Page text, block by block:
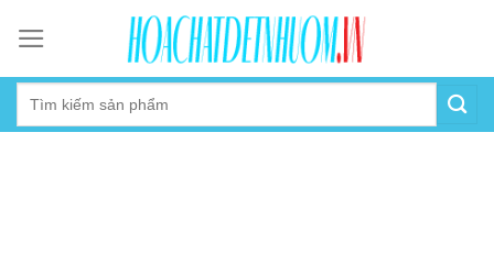
content